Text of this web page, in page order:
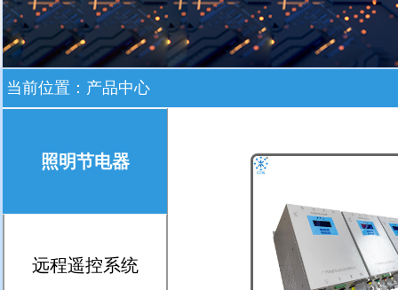
照明节电器
远程遥控系统
当前位置： 产品中心